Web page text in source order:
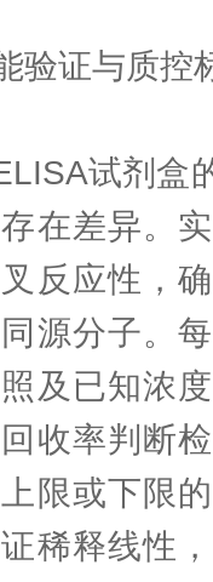
证与质控
试剂盒
在差异。
反应性，
源分子。
及已知浓
收率判断
限或下限
稀释线性